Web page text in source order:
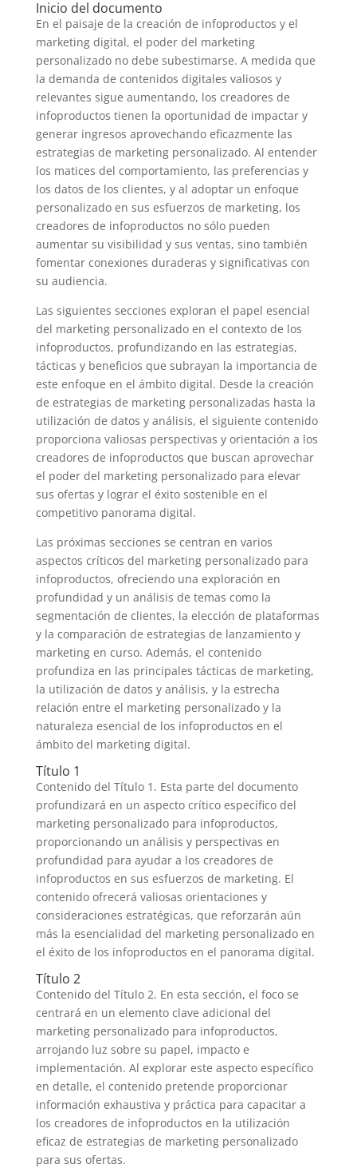
Inicio del documento
En el paisaje de la creación de infoproductos y el
marketing digital, el poder del marketing
personalizado no debe subestimarse. A medida que
la demanda de contenidos digitales valiosos y
relevantes sigue aumentando, los creadores de
infoproductos tienen la oportunidad de impactar y
generar ingresos aprovechando eficazmente las
estrategias de marketing personalizado. Al entender
los matices del comportamiento, las preferencias y
los datos de los clientes, y al adoptar un enfoque
personalizado en sus esfuerzos de marketing, los
creadores de infoproductos no sólo pueden
aumentar su visibilidad y sus ventas, sino también
fomentar conexiones duraderas y significativas con
su audiencia.
Las siguientes secciones exploran el papel esencial
del marketing personalizado en el contexto de los
infoproductos, profundizando en las estrategias,
tácticas y beneficios que subrayan la importancia de
este enfoque en el ámbito digital. Desde la creación
de estrategias de marketing personalizadas hasta la
utilización de datos y análisis, el siguiente contenido
proporciona valiosas perspectivas y orientación a los
creadores de infoproductos que buscan aprovechar
el poder del marketing personalizado para elevar
sus ofertas y lograr el éxito sostenible en el
competitivo panorama digital.
Las próximas secciones se centran en varios
aspectos críticos del marketing personalizado para
infoproductos, ofreciendo una exploración en
profundidad y un análisis de temas como la
segmentación de clientes, la elección de plataformas
y la comparación de estrategias de lanzamiento y
marketing en curso. Además, el contenido
profundiza en las principales tácticas de marketing,
la utilización de datos y análisis, y la estrecha
relación entre el marketing personalizado y la
naturaleza esencial de los infoproductos en el
ámbito del marketing digital.
Título 1
Contenido del Título 1. Esta parte del documento
profundizará en un aspecto crítico específico del
marketing personalizado para infoproductos,
proporcionando un análisis y perspectivas en
profundidad para ayudar a los creadores de
infoproductos en sus esfuerzos de marketing. El
contenido ofrecerá valiosas orientaciones y
consideraciones estratégicas, que reforzarán aún
más la esencialidad del marketing personalizado en
el éxito de los infoproductos en el panorama digital.
Título 2
Contenido del Título 2. En esta sección, el foco se
centrará en un elemento clave adicional del
marketing personalizado para infoproductos,
arrojando luz sobre su papel, impacto e
implementación. Al explorar este aspecto específico
en detalle, el contenido pretende proporcionar
información exhaustiva y práctica para capacitar a
los creadores de infoproductos en la utilización
eficaz de estrategias de marketing personalizado
para sus ofertas.